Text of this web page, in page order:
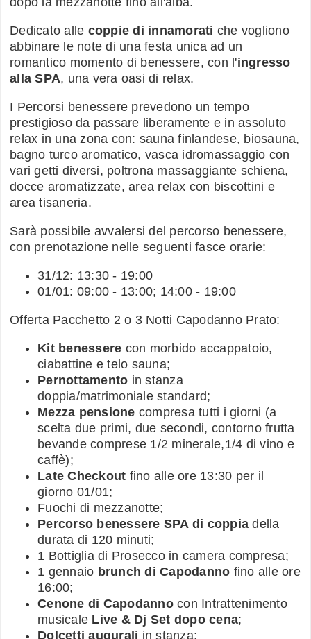
Dedicato alle coppie di innamorati che vogliono
abbinare le note di una festa unica ad un
romantico momento di benessere, con l'ingresso
alla SPA, una vera oasi di relax.
I Percorsi benessere prevedono un tempo
prestigioso da passare liberamente e in assoluto
relax in una zona con: sauna finlandese, biosauna,
bagno turco aromatico, vasca idromassaggio con
vari getti diversi, poltrona massaggiante schiena,
docce aromatizzate, area relax con biscottini e
area tisaneria.
Sarà possibile avvalersi del percorso benessere,
con prenotazione nelle seguenti fasce orarie:
31/12: 13:30 - 19:00
01/01: 09:00 - 13:00; 14:00 - 19:00
Offerta Pacchetto 2 o 3 Notti Capodanno Prato:
Kit benessere con morbido accappatoio,
ciabattine e telo sauna;
Pernottamento in stanza
doppia/matrimoniale standard;
Mezza pensione compresa tutti i giorni (a
scelta due primi, due secondi, contorno frutta
bevande comprese 1/2 minerale,1/4 di vino e
caffè);
Late Checkout fino alle ore 13:30 per il
giorno 01/01;
Fuochi di mezzanotte;
Percorso benessere SPA di coppia della
durata di 120 minuti;
1 Bottiglia di Prosecco in camera compresa;
1 gennaio brunch di Capodanno fino alle ore
16:00;
Cenone di Capodannocon Intrattenimento
musicale Live & Dj Set dopo cena;
Dolcetti augurali in stanza;